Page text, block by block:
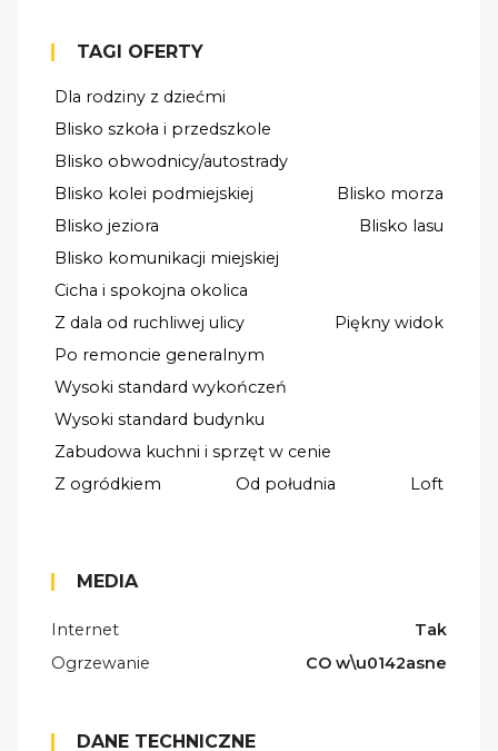
TAGI OFERTY
Dla rodziny z dziećmi
Blisko szkoła i przedszkole
Blisko obwodnicy/autostrady
Blisko kolei podmiejskiej
Blisko morza
Blisko jeziora
Blisko lasu
Blisko komunikacji miejskiej
Cicha i spokojna okolica
Z dala od ruchliwej ulicy
Piękny widok
Po remoncie generalnym
Wysoki standard wykończeń
Wysoki standard budynku
Zabudowa kuchni i sprzęt w cenie
Z ogródkiem
Od południa Loft
MEDIA
Internet
Tak
Ogrzewanie
CO w\u0142asne
DANE TECHNICZNE